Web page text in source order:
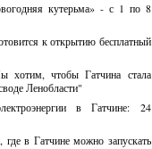
кутерьма» - с 1 по 8
к открытию бесплатный
хотим, чтобы Гатчина стала
Ленобласти"
в Гатчине: 24
где в Гатчине можно запускать